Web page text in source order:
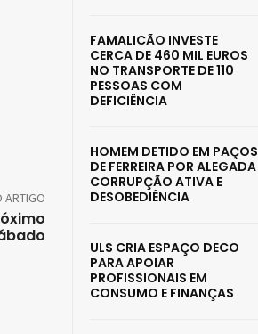
ARTIGO
FAMALICÃO INVESTE
CERCA DE 460 MIL EUROS
NO TRANSPORTE DE 110
PESSOAS COM
DEFICIÊNCIA
HOMEM DETIDO EM PAÇOS
DE FERREIRA POR ALEGADA
CORRUPÇÃO ATIVA E
DESOBEDIÊNCIA
ULS CRIA ESPAÇO DECO
PARA APOIAR
PROFISSIONAIS EM
CONSUMO E FINANÇAS